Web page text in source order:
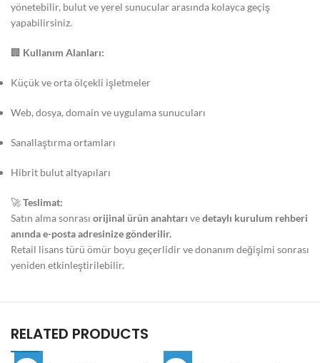
yönetebilir, bulut ve yerel sunucular arasında kolayca geçiş
yapabilirsiniz.
🏢 Kullanım Alanları:
Küçük ve orta ölçekli işletmeler
Web, dosya, domain ve uygulama sunucuları
Sanallaştırma ortamları
Hibrit bulut altyapıları
🚀Teslimat:
Satın alma sonrası orijinal ürün anahtarı vedetaylı kurulum rehberi
anında e-posta adresinize gönderilir.
Retail lisans türü ömür boyu geçerlidir ve donanım değişimi sonrası
yeniden etkinleştirilebilir.
RELATED PRODUCTS